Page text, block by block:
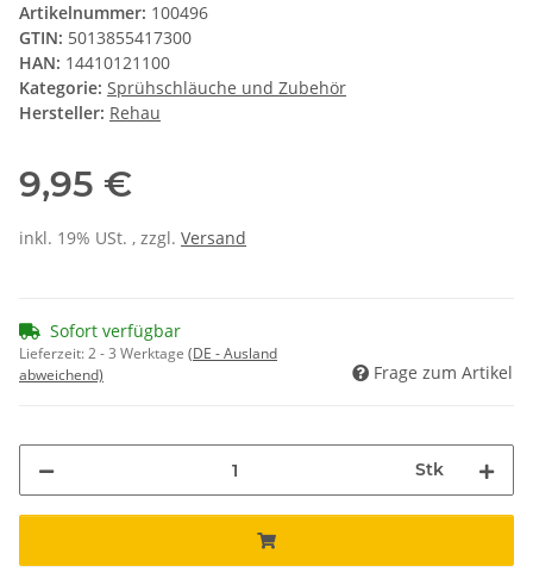
Artikelnummer: 100496
GTIN: 5013855417300
HAN: 14410121100
Kategorie: Sprühschläuche und Zubehör
Hersteller: Rehau
9,95 €
inkl. 19% USt. , zzgl. Versand
Sofort verfügbar
Lieferzeit:2 - 3 Werktage (DE - Ausland
abweichend)
Frage zum Artikel
Stk